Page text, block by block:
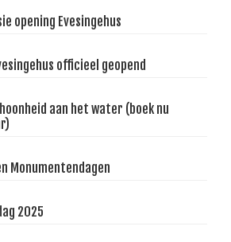
opening Evesingehus
officieel geopend
aan het water (boek nu
Monumentendagen
2025